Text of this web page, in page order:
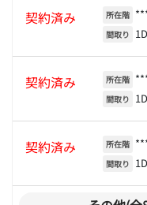
契約済み 所在階
間取り
契約済み 所在階
間取り
契約済み 所在階
間取り